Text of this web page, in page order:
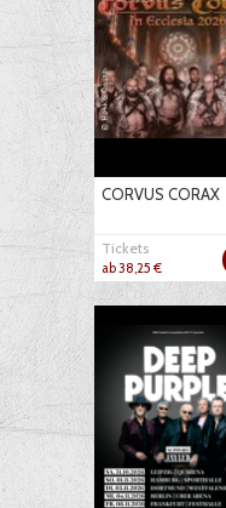
CORVUS CORAX
Tickets
ab 38,25 €